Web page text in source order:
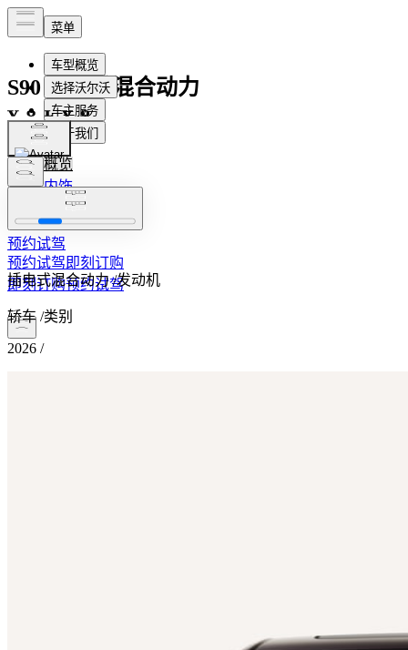
S90 插电式混合动力
概览
内饰
功能
预约试驾 即刻订购
即刻订购预约试驾
S90
¥499,900
预约试驾
插电式混合动力 /发动机
轿车 /类别
2026 /